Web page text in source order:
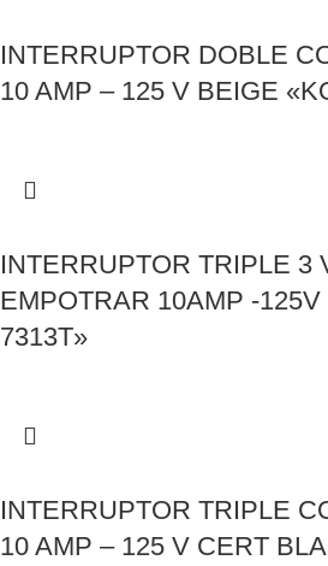
INTERRUPTOR DOBLE
10 AMP – 125 V BEIGE
INTERRUPTOR TRIPLE 3
EMPOTRAR 10AMP -
7313T»
INTERRUPTOR TRIPLE
10 AMP – 125 V CERT